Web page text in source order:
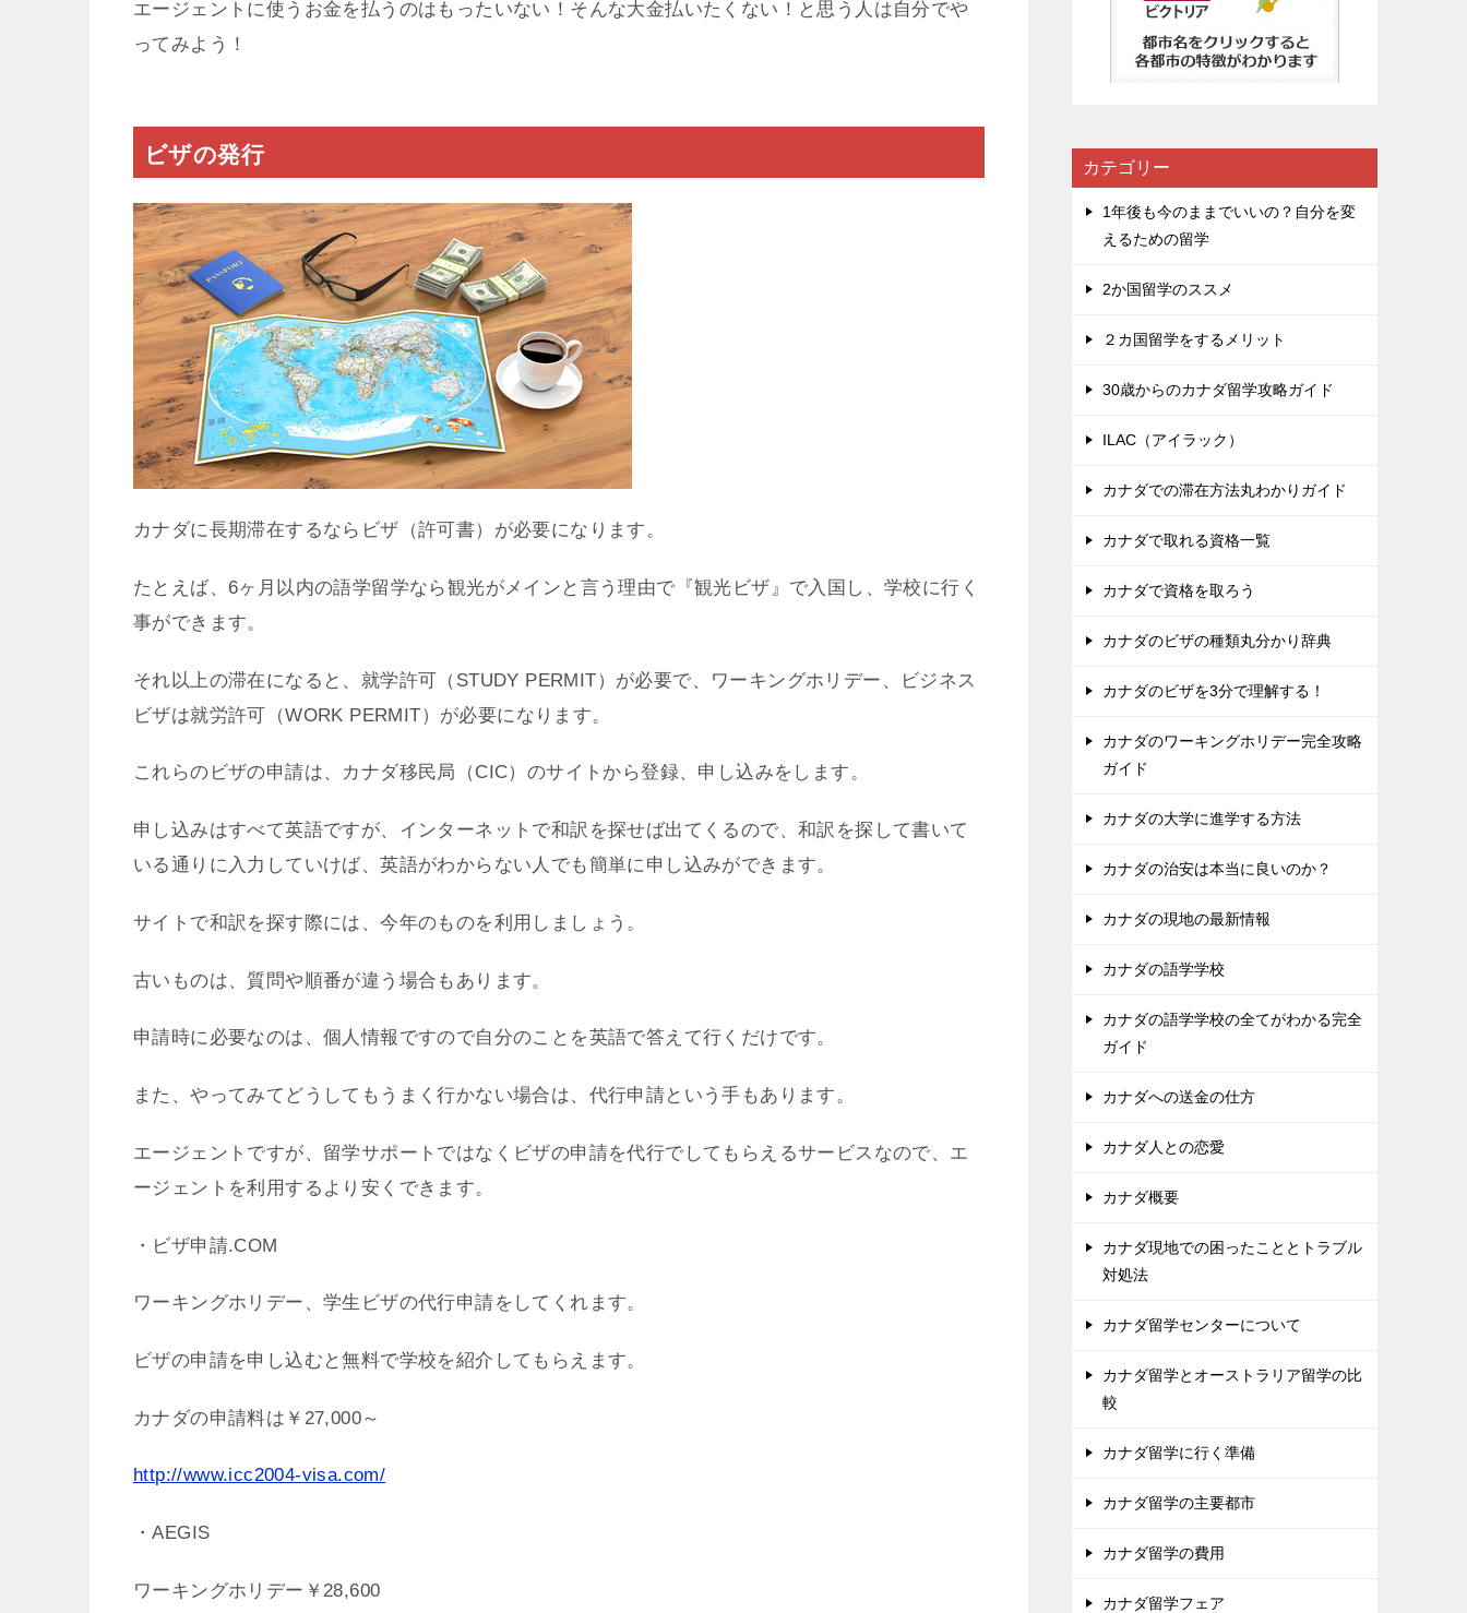
エージェントに使うお金を払うのはもったいない！そんな大金払いたくない！と思う人は自分でや
ってみよう！
ビザの発行
カナダに長期滞在するならビザ（許可書）が必要になります。
たとえば、6ヶ月以内の語学留学なら観光がメインと言う理由で『観光ビザ』で入国し、学校に行く
事ができます。
それ以上の滞在になると、就学許可（STUDY PERMIT）が必要で、ワーキングホリデー、ビジネス
ビザは就労許可（WORK PERMIT）が必要になります。
これらのビザの申請は、カナダ移民局（CIC）のサイトから登録、申し込みをします。
申し込みはすべて英語ですが、インターネットで和訳を探せば出てくるので、和訳を探して書いて
いる通りに入力していけば、英語がわからない人でも簡単に申し込みができます。
サイトで和訳を探す際には、今年のものを利用しましょう。
古いものは、質問や順番が違う場合もあります。
申請時に必要なのは、個人情報ですので自分のことを英語で答えて行くだけです。
また、やってみてどうしてもうまく行かない場合は、代行申請という手もあります。
エージェントですが、留学サポートではなくビザの申請を代行でしてもらえるサービスなので、エ
ージェントを利用するより安くできます。
・ビザ申請.COM
ワーキングホリデー、学生ビザの代行申請をしてくれます。
ビザの申請を申し込むと無料で学校を紹介してもらえます。
カナダの申請料は￥27,000～
http://www.icc2004-visa.com/
・AEGIS
ワーキングホリデー￥28,600
カテゴリー
1年後も今のままでいいの？自分を変
えるための留学
2か国留学のススメ
２カ国留学をするメリット
30歳からのカナダ留学攻略ガイド
ILAC（アイラック）
カナダでの滞在方法丸わかりガイド
カナダで取れる資格一覧
カナダで資格を取ろう
カナダのビザの種類丸分かり辞典
カナダのビザを3分で理解する！
カナダのワーキングホリデー完全攻略
ガイド
カナダの大学に進学する方法
カナダの治安は本当に良いのか？
カナダの現地の最新情報
カナダの語学学校
カナダの語学学校の全てがわかる完全
ガイド
カナダへの送金の仕方
カナダ人との恋愛
カナダ概要
カナダ現地での困ったこととトラブル
対処法
カナダ留学センターについて
カナダ留学とオーストラリア留学の比
較
カナダ留学に行く準備
カナダ留学の主要都市
カナダ留学の費用
カナダ留学フェア